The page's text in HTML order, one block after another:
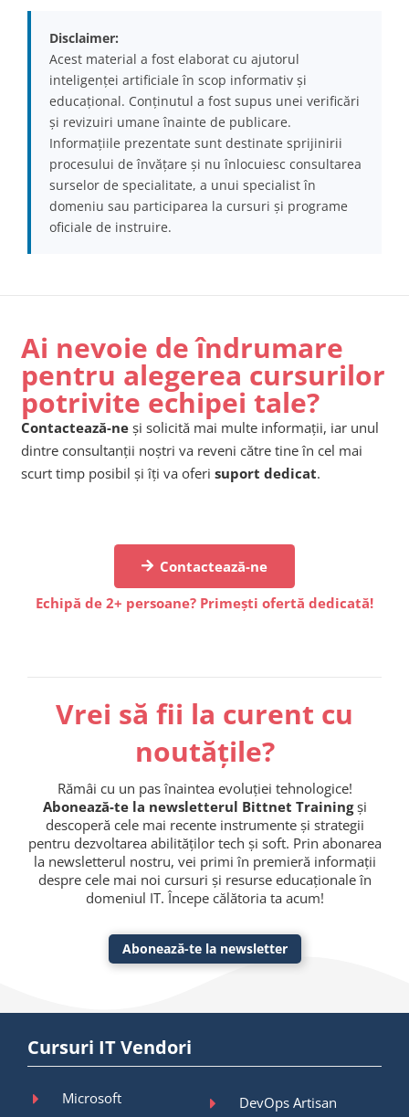
Disclaimer:
Acest material a fost elaborat cu ajutorul
inteligenței artificiale în scop informativ și
educațional. Conținutul a fost supus unei verificări
și revizuiri umane înainte de publicare.
Informațiile prezentate sunt destinate sprijinirii
procesului de învățare și nu înlocuiesc consultarea
surselor de specialitate, a unui specialist în
domeniu sau participarea la cursuri și programe
oficiale de instruire.
Ai nevoie de îndrumare
pentru alegerea cursurilor
potrivite echipei tale?
Contactează-ne și solicită mai multe informații, iar unul
dintre consultanții noștri va reveni către tine în cel mai
scurt timp posibil și îți va oferi suport dedicat.
Contactează-ne
Echipă de 2+ persoane? Primești ofertă dedicată!
Vrei să fii la curent cu
noutățile?
Rămâi cu un pas înaintea evoluției tehnologice!
Abonează-te la newsletterul Bittnet Trainingși
descoperă cele mai recente instrumente și strategii
pentru dezvoltarea abilităților tech și soft. Prin abonarea
la newsletterul nostru, vei primi în premieră informații
despre cele mai noi cursuri și resurse educaționale în
domeniul IT. Începe călătoria ta acum!
Abonează-te la newsletter
Cursuri IT Vendori
Microsoft
DevOps Artisan